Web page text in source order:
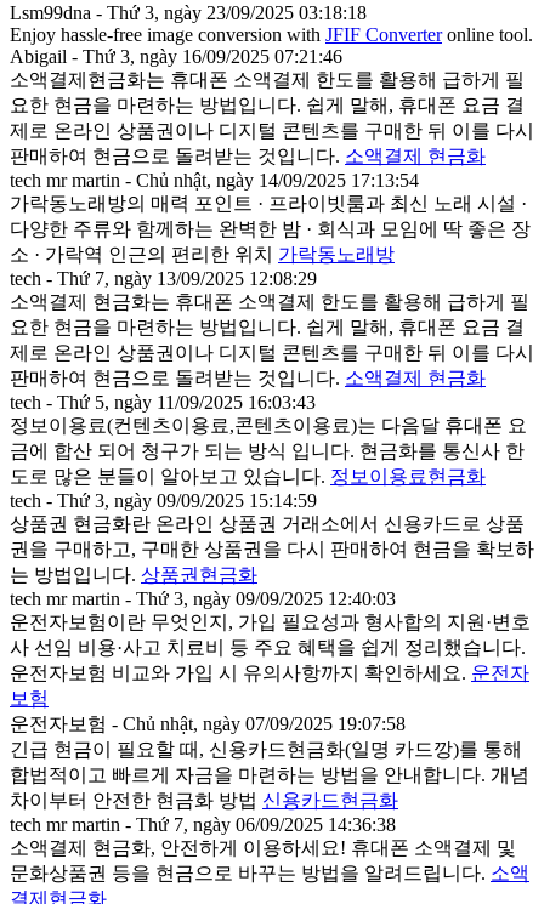
Lsm99dna - Thứ 3, ngày 23/09/2025 03:18:18
Enjoy hassle-free image conversion with JFIF Converteronline tool.
Abigail - Thứ 3, ngày 16/09/2025 07:21:46
소액결제현금화는 휴대폰 소액결제 한도를 활용해 급하게 필
요한 현금을 마련하는 방법입니다. 쉽게 말해, 휴대폰 요금 결
제로 온라인 상품권이나 디지털 콘텐츠를 구매한 뒤 이를 다시
판매하여 현금으로 돌려받는 것입니다. 소액결제 현금화
tech mr martin - Chủ nhật, ngày 14/09/2025 17:13:54
가락동노래방의 매력 포인트 · 프라이빗룸과 최신 노래 시설 ·
다양한 주류와 함께하는 완벽한 밤 · 회식과 모임에 딱 좋은 장
소 · 가락역 인근의 편리한 위치 가락동노래방
tech - Thứ 7, ngày 13/09/2025 12:08:29
소액결제 현금화는 휴대폰 소액결제 한도를 활용해 급하게 필
요한 현금을 마련하는 방법입니다. 쉽게 말해, 휴대폰 요금 결
제로 온라인 상품권이나 디지털 콘텐츠를 구매한 뒤 이를 다시
판매하여 현금으로 돌려받는 것입니다. 소액결제 현금화
tech - Thứ 5, ngày 11/09/2025 16:03:43
정보이용료(컨텐츠이용료,콘텐츠이용료)는 다음달 휴대폰 요
금에 합산 되어 청구가 되는 방식 입니다. 현금화를 통신사 한
도로 많은 분들이 알아보고 있습니다. 정보이용료현금화
tech - Thứ 3, ngày 09/09/2025 15:14:59
상품권 현금화란 온라인 상품권 거래소에서 신용카드로 상품
권을 구매하고, 구매한 상품권을 다시 판매하여 현금을 확보하
는 방법입니다. 상품권현금화
tech mr martin - Thứ 3, ngày 09/09/2025 12:40:03
운전자보험이란 무엇인지, 가입 필요성과 형사합의 지원·변호
사 선임 비용·사고 치료비 등 주요 혜택을 쉽게 정리했습니다.
운전자보험 비교와 가입 시 유의사항까지 확인하세요. 운전자
보험
운전자보험 - Chủ nhật, ngày 07/09/2025 19:07:58
긴급 현금이 필요할 때, 신용카드현금화(일명 카드깡)를 통해
합법적이고 빠르게 자금을 마련하는 방법을 안내합니다. 개념
차이부터 안전한 현금화 방법 신용카드현금화
tech mr martin - Thứ 7, ngày 06/09/2025 14:36:38
소액결제 현금화, 안전하게 이용하세요! 휴대폰 소액결제 및
문화상품권 등을 현금으로 바꾸는 방법을 알려드립니다. 소액
결제현금화